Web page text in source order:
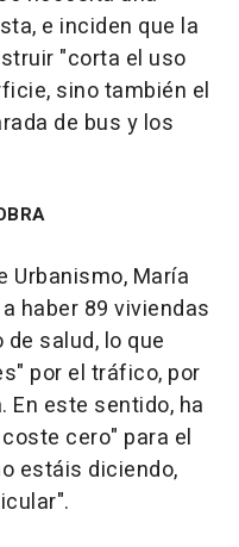
e inciden que la
"corta el uso
sino también el
de bus y los
Urbanismo, María
haber 89 viviendas
salud, lo que
por el tráfico, por
En este sentido, ha
cero" para el
estáis diciendo,